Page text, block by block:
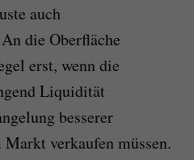
auch
die Oberfläche
erst, wenn die
Liquidität
besserer
verkaufen müssen.